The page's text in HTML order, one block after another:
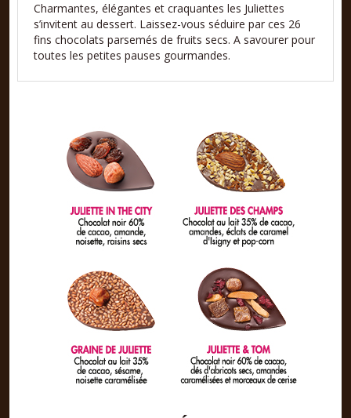
Charmantes, élégantes et craquantes les Juliettes
s’invitent au dessert. Laissez-vous séduire par ces 26
fins chocolats parsemés de fruits secs. A savourer pour
toutes les petites pauses gourmandes.